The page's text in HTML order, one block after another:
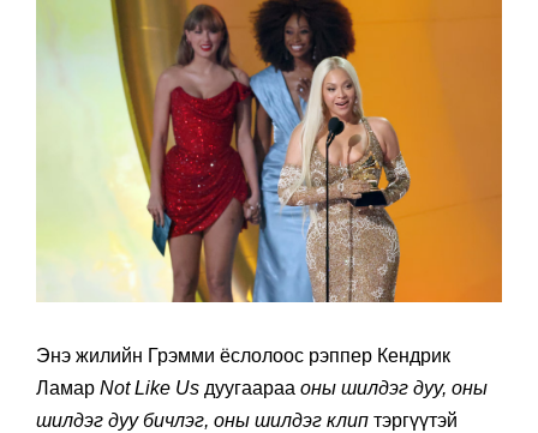
Энэ жилийн Грэмми ёслолоос рэппер Кендрик
Ламар Not Like Us дуугаараа оны шилдэг дуу, оны
шилдэг дуу бичлэг, оны шилдэг клип тэргүүтэй